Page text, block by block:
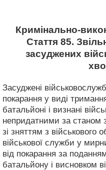
Кримінально-
Стаття 85.
засуджених
Засуджені
покарання у виді
батальйоні і визнані
непридатними за станом
зі зняттям з військового
військової служби у
від покарання за
батальйону і висновком